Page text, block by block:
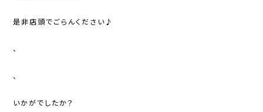
是非店頭でごらんください♪
、
、
いかがでしたか？